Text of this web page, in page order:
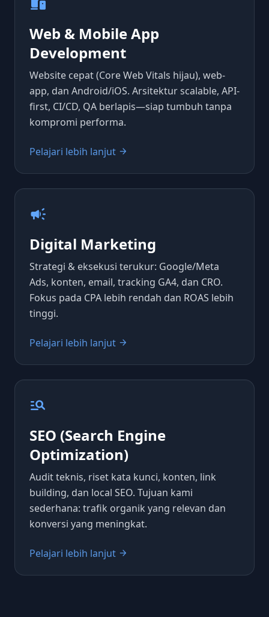
Web & Mobile App
Development
Website cepat (Core Web Vitals hijau), web-
app, dan Android/iOS. Arsitektur scalable, API-
first, CI/CD, QA berlapis—siap tumbuh tanpa
kompromi performa.
Pelajari lebih lanjut arrow_forward
campaign
Digital Marketing
Strategi & eksekusi terukur: Google/Meta
Ads, konten, email, tracking GA4, dan CRO.
Fokus pada CPA lebih rendah dan ROAS lebih
tinggi.
Pelajari lebih lanjut arrow_forward
manage_search
SEO (Search Engine
Optimization)
Audit teknis, riset kata kunci, konten, link
building, dan local SEO. Tujuan kami
sederhana: trafik organik yang relevan dan
konversi yang meningkat.
Pelajari lebih lanjut arrow_forward